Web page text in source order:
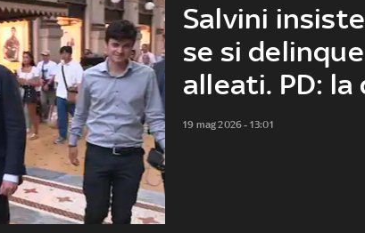
Salvini
se si
alleati. PD:
19 mag 2026 - 13:01